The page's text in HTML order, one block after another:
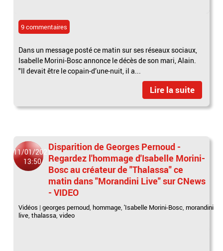
9 commentaires
Dans un message posté ce matin sur ses réseaux sociaux,
Isabelle Morini-Bosc annonce le décès de son mari, Alain.
"Il devait être le copain-d’une-nuit, il a...
Lire la suite
11/01/2021
13:50
Disparition de Georges Pernoud -
Regardez l'hommage d'Isabelle Morini-
Bosc au créateur de "Thalassa" ce
matin dans "Morandini Live" sur CNews
- VIDEO
Vidéos |georges pernoud, hommage,'Isabelle Morini-Bosc, morandini
live,thalassa,video